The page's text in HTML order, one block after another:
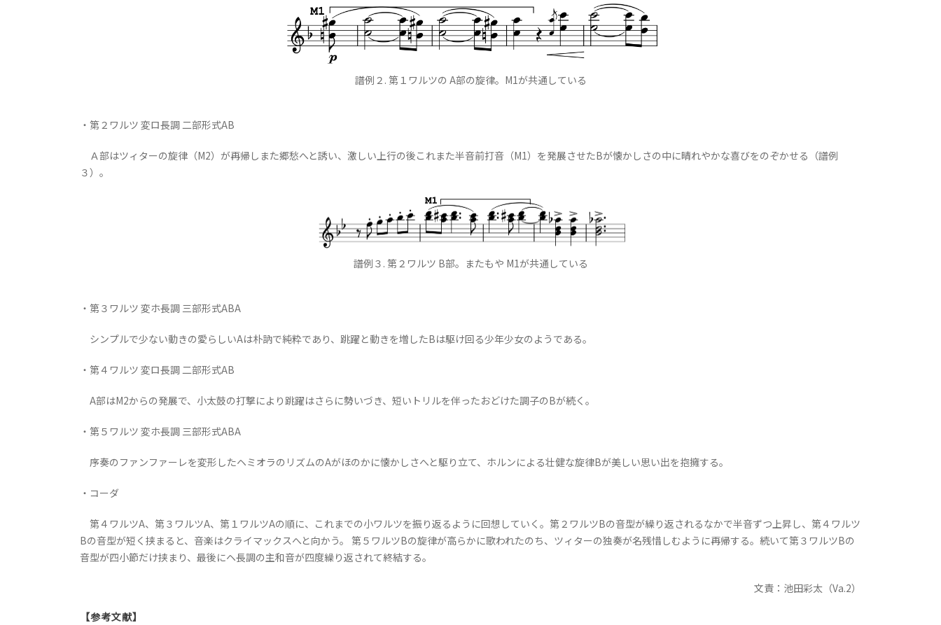
譜例２. 第１ワルツの A部の旋律。M1が共通している
・第２ワルツ 変ロ長調 二部形式AB
Ａ部はツィターの旋律（M2）が再帰しまた郷愁へと誘い、激しい上行の後これまた半音前打音（M1）を発展させたBが懐かしさの中に晴れやかな喜びをのぞかせる（譜例
３）。
譜例３. 第２ワルツ B部。またもや M1が共通している
・第３ワルツ 変ホ長調 三部形式ABA
シンプルで少ない動きの愛らしいAは朴訥で純粋であり、跳躍と動きを増したBは駆け回る少年少女のようである。
・第４ワルツ 変ロ長調 二部形式AB
A部はM2からの発展で、小太鼓の打撃により跳躍はさらに勢いづき、短いトリルを伴ったおどけた調子のBが続く。
・第５ワルツ 変ホ長調 三部形式ABA
序奏のファンファーレを変形したヘミオラのリズムのAがほのかに懐かしさへと駆り立て、ホルンによる壮健な旋律Bが美しい思い出を抱擁する。
・コーダ
第４ワルツA、第３ワルツA、第１ワルツAの順に、これまでの小ワルツを振り返るように回想していく。第２ワルツBの音型が繰り返されるなかで半音ずつ上昇し、第４ワルツ
Bの音型が短く挟まると、音楽はクライマックスへと向かう。 第５ワルツBの旋律が高らかに歌われたのち、ツィターの独奏が名残惜しむように再帰する。続いて第３ワルツBの
音型が四小節だけ挟まり、最後にヘ長調の主和音が四度繰り返されて終結する。
文責：池田彩太（Va.2）
【参考文献】